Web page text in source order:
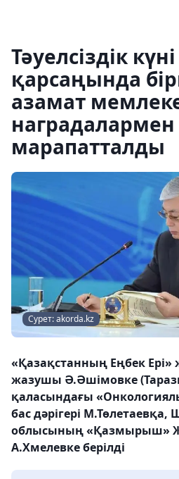
Тәуелсіздік күні
қарсаңында
азамат
наградалармен
марапатталды
Сурет: akorda.kz
«Қазақстанның Еңбек Ері»
жазушы Ә.Әшімовке
қаласындағы
бас дәрігері
облысының «Қазмырыш»
А.Хмелевке берілді